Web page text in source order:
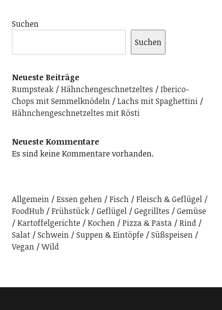
Suchen
Suchen
Neueste Beiträge
Rumpsteak
Hähnchengeschnetzeltes
Iberico-
Chops mit Semmelknödeln
Lachs mit Spaghettini
Hähnchengeschnetzeltes mit Rösti
Neueste Kommentare
Es sind keine Kommentare vorhanden.
Allgemein Essen gehen Fisch
Fleisch & Geflügel
FoodHub
Frühstück Geflügel Gegrilltes
Gemüse
Kartoffelgerichte
Kochen Pizza & Pasta
Rind
Salat
Schwein Suppen & Eintöpfe
Süßspeisen
Vegan
Wild